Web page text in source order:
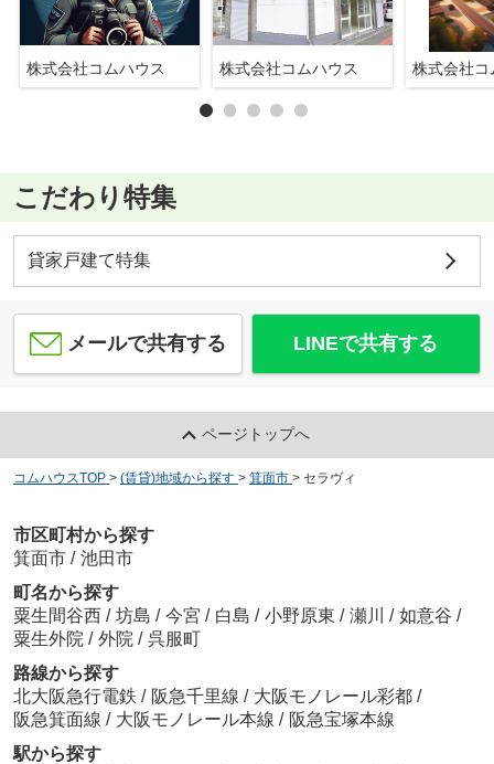
株式会社コムハウス 株式会社コムハウス 株式会社コ
こだわり特集
貸家戸建て特集
メールで共有する LINEで共有する
ページトップへ
コムハウスTOP > (賃貸)地域から探す > 箕面市 > セラヴィ
市区町村から探す
箕面市 / 池田市
町名から探す
粟生間谷西 / 坊島 / 今宮 / 白島 / 小野原東 / 瀬川 / 如意谷 /
粟生外院 / 外院 / 呉服町
路線から探す
北大阪急行電鉄 / 阪急千里線 / 大阪モノレール彩都 /
阪急箕面線 / 大阪モノレール本線 / 阪急宝塚本線
駅から探す